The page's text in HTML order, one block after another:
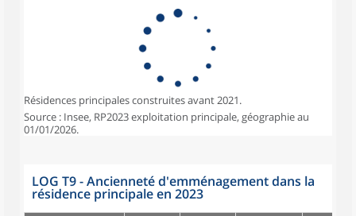
Résidences principales construites avant 2021.
Source : Insee, RP2023 exploitation principale, géographie au
01/01/2026.
LOG T9 - Ancienneté d'emménagement dans la
résidence principale en 2023